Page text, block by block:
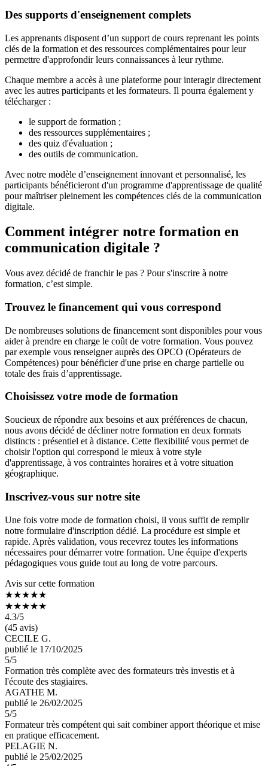
Des supports d'enseignement complets
Les apprenants disposent d’un support de cours reprenant les points
clés de la formation et des ressources complémentaires pour leur
permettre d'approfondir leurs connaissances à leur rythme.
Chaque membre a accès à une plateforme pour interagir directement
avec les autres participants et les formateurs. Il pourra également y
télécharger :
le support de formation ;
des ressources supplémentaires ;
des quiz d'évaluation ;
des outils de communication.
Avec notre modèle d’enseignement innovant et personnalisé, les
participants bénéficieront d'un programme d'apprentissage de qualité
pour maîtriser pleinement les compétences clés de la communication
digitale.
Comment intégrer notre formation en
communication digitale ?
Vous avez décidé de franchir le pas ? Pour s'inscrire à notre
formation, c’est simple.
Trouvez le financement qui vous correspond
De nombreuses solutions de financement sont disponibles pour vous
aider à prendre en charge le coût de votre formation. Vous pouvez
par exemple vous renseigner auprès des OPCO (Opérateurs de
Compétences) pour bénéficier d'une prise en charge partielle ou
totale des frais d’apprentissage.
Choisissez votre mode de formation
Soucieux de répondre aux besoins et aux préférences de chacun,
nous avons décidé de décliner notre formation en deux formats
distincts : présentiel et à distance. Cette flexibilité vous permet de
choisir l'option qui correspond le mieux à votre style
d'apprentissage, à vos contraintes horaires et à votre situation
géographique.
Inscrivez-vous sur notre site
Une fois votre mode de formation choisi, il vous suffit de remplir
notre formulaire d'inscription dédié. La procédure est simple et
rapide. Après validation, vous recevrez toutes les informations
nécessaires pour démarrer votre formation. Une équipe d'experts
pédagogiques vous guide tout au long de votre parcours.
Avis sur cette formation
★★★★★
★★★★★
4.3/5
(45 avis)
CECILE G.
publié le 17/10/2025
5/5
Formation très complète avec des formateurs très investis et à
l'écoute des stagiaires.
AGATHE M.
publié le 26/02/2025
5/5
Formateur très compétent qui sait combiner apport théorique et mise
en pratique efficacement.
PELAGIE N.
publié le 25/02/2025